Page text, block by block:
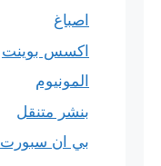
اصباغ
اكسس بوينت
المونيوم
بنشر متنقل
بي ان سبورت